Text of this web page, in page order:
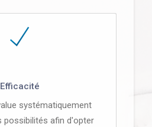
Efficacité
systématiquement
possibilités afin d'opter